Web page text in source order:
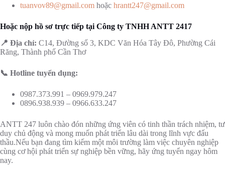
tuanvov89@gmail.com hoặc hrantt247@gmail.com
Hoặc nộp hồ sơ trực tiếp tại Công ty TNHH ANTT 2417
📍 Địa chỉ: C14, Đường số 3, KDC Văn Hóa Tây Đô, Phường Cái
Răng, Thành phố Cần Thơ
📞 Hotline tuyển dụng:
0987.373.991 – 0969.979.247
0896.938.939 – 0966.633.247
ANTT 247 luôn chào đón những ứng viên có tinh thần trách nhiệm, tư
duy chủ động và mong muốn phát triển lâu dài trong lĩnh vực đấu
thầu.Nếu bạn đang tìm kiếm một môi trường làm việc chuyên nghiệp
cùng cơ hội phát triển sự nghiệp bền vững, hãy ứng tuyển ngay hôm
nay.